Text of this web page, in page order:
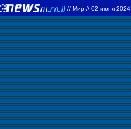
// Мир // 02 июня 2024